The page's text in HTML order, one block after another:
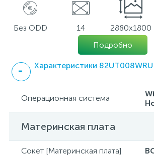
Без ODD 14 2880x1800
Подробно
Характеристики 82UT008WRU
Операционная система
Материнская плата
Сокет [Материнская плата]